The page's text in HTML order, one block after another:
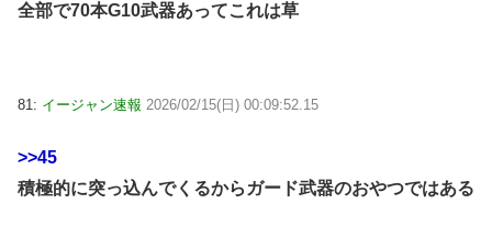
全部で70本G10武器あってこれは草
81: イージャン速報 2026/02/15(日) 00:09:52.15
>>45
積極的に突っ込んでくるからガード武器のおやつではある